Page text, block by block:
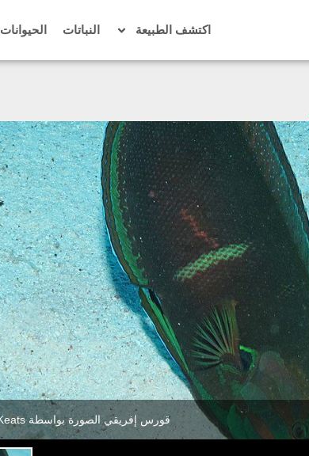
اكتشف الطبيعة النباتات الحيوانات
قورس إفريقي الصورة بواسطة Derek Keats